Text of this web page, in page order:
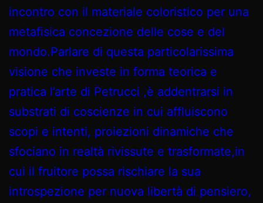
incontro con il materiale coloristico per una
metafisica concezione delle cose e del
mondo.Parlare di questa particolarissima
visione che investe in forma teorica e
pratica l’arte di Petrucci ,è addentrarsi in
substrati di coscienze in cui affluiscono
scopi e intenti, proiezioni dinamiche che
sfociano in realtà rivissute e trasformate,in
cui il fruitore possa rischiare la sua
introspezione per nuova libertà di pensiero,